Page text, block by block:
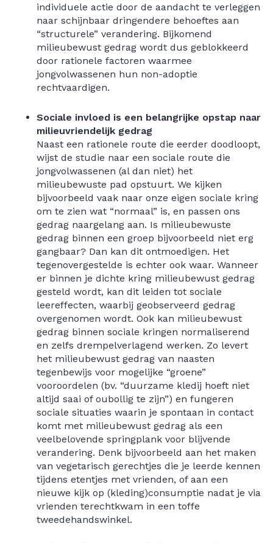
individuele actie door de aandacht te verleggen
naar schijnbaar dringendere behoeftes aan
“structurele” verandering. Bijkomend
milieubewust gedrag wordt dus geblokkeerd
door rationele factoren waarmee
jongvolwassenen hun non-adoptie
rechtvaardigen.
Sociale invloed is een belangrijke opstap naar
milieuvriendelijk gedrag
Naast een rationele route die eerder doodloopt,
wijst de studie naar een sociale route die
jongvolwassenen (al dan niet) het
milieubewuste pad opstuurt. We kijken
bijvoorbeeld vaak naar onze eigen sociale kring
om te zien wat “normaal” is, en passen ons
gedrag naargelang aan. Is milieubewuste
gedrag binnen een groep bijvoorbeeld niet erg
gangbaar? Dan kan dit ontmoedigen. Het
tegenovergestelde is echter ook waar. Wanneer
er binnen je dichte kring milieubewust gedrag
gesteld wordt, kan dit leiden tot sociale
leereffecten, waarbij geobserveerd gedrag
overgenomen wordt. Ook kan milieubewust
gedrag binnen sociale kringen normaliserend
en zelfs drempelverlagend werken. Zo levert
het milieubewust gedrag van naasten
tegenbewijs voor mogelijke “groene”
vooroordelen (bv. “duurzame kledij hoeft niet
altijd saai of oubollig te zijn”) en fungeren
sociale situaties waarin je spontaan in contact
komt met milieubewust gedrag als een
veelbelovende springplank voor blijvende
verandering. Denk bijvoorbeeld aan het maken
van vegetarisch gerechtjes die je leerde kennen
tijdens etentjes met vrienden, of aan een
nieuwe kijk op (kleding)consumptie nadat je via
vrienden terechtkwam in een toffe
tweedehandswinkel.